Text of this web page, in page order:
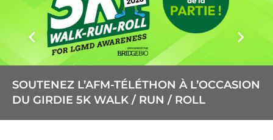
SOUTENEZ L’AFM-TÉLÉTHON À L’OCCASION
DU GIRDIE 5K WALK / RUN / ROLL